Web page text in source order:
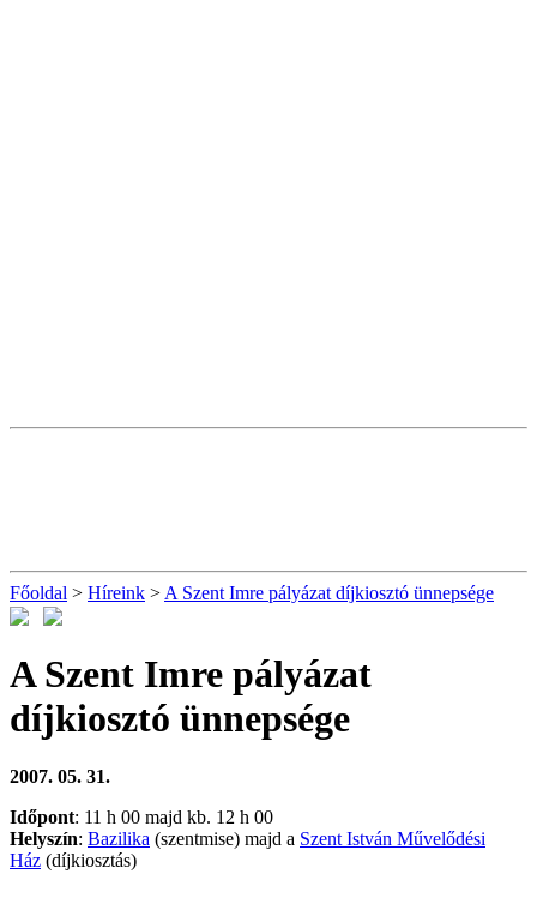
Főoldal > Híreink > A Szent Imre pályázat díjkiosztó ünnepsége
A Szent Imre pályázat
díjkiosztó ünnepsége
2007. 05. 31.
Időpont: 11 h 00 majd kb. 12 h 00
Helyszín: Bazilika (szentmise) majd a Szent István Művelődési
Ház (díjkiosztás)